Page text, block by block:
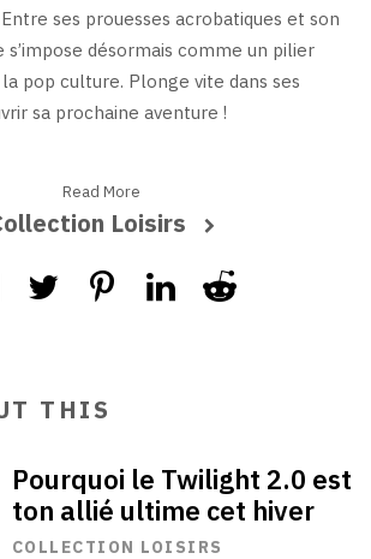
ses prouesses acrobatiques et son
désormais comme un pilier
pop culture. Plonge vite dans ses
sa prochaine aventure !
Read More
Loisirs
THIS
Pourquoi le Twilight 2.0 est
ton allié ultime cet hiver
COLLECTION LOISIRS